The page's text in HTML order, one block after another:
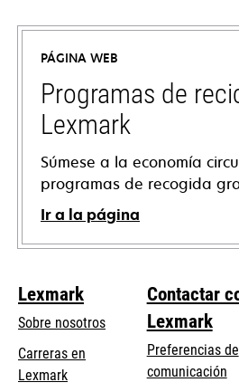
abre
una
pestaña
nueva
PÁGINA WEB
Programas de
Lexmark
Súmese a la economía
programas de recogida
Ir a la página
Lexmark
Sobre nosotros
Carreras en
Lexmark
Contactar
Lexmark
Preferencias de
comunicación